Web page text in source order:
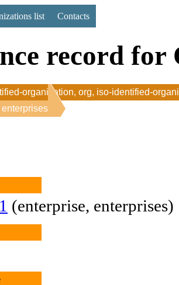
list Contacts
record for
organization, org, iso-identified-
enterprises
(enterprise, enterprises)